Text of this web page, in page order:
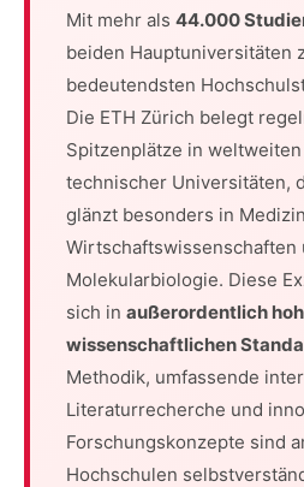
Mit mehr als 44.000
beiden Hauptuniversitäten
bedeutendsten
Die ETH Zürich belegt
Spitzenplätze in weltweiten
technischer Universitäten,
glänzt besonders in
Wirtschaftswissenschaften
Molekularbiologie. Diese
sich in außerordentlich
wissenschaftlichen
Methodik, umfassende
Literaturrecherche und
Forschungskonzepte sind
Hochschulen